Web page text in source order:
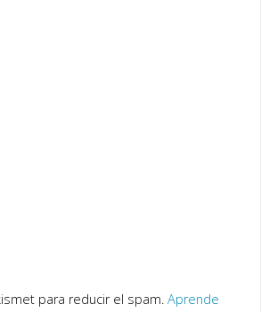
para reducir el spam. Aprende